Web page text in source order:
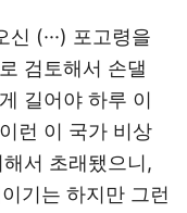
신 (···) 포고령을
검토해서 손댈
길어야 하루 이
런 이 국가 비상
서 초래됐으니,
기는 하지만 그런